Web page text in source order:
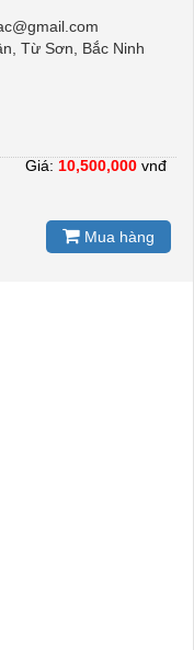
Từ Sơn, Bắc Ninh
Giá: 10,500,000 vnđ
Mua hàng